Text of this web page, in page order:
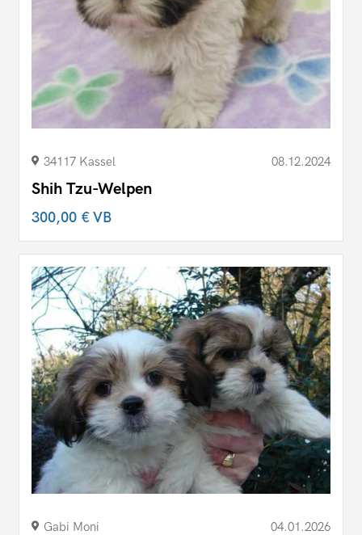
34117 Kassel 08.12.2024
Shih Tzu-Welpen
300,00 €VB
Gabi Moni 04.01.2026